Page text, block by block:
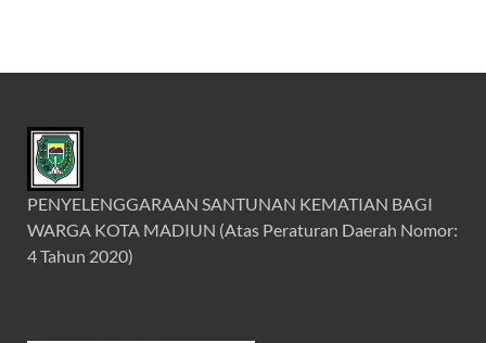
PENYELENGGARAAN SANTUNAN KEMATIAN BAGI
WARGA KOTA MADIUN (Atas Peraturan Daerah Nomor:
4 Tahun 2020)